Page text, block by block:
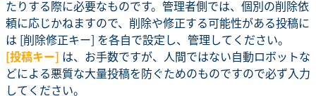
たりする際に必要なものです。管理者側では、個別の削除依
頼に応じかねますので、削除や修正する可能性がある投稿に
は [削除修正キー] を各自で設定し、管理してください。
[投稿キー] は、お手数ですが、人間ではない自動ロボットな
どによる悪質な大量投稿を防ぐためのものですので必ず入力
してください。